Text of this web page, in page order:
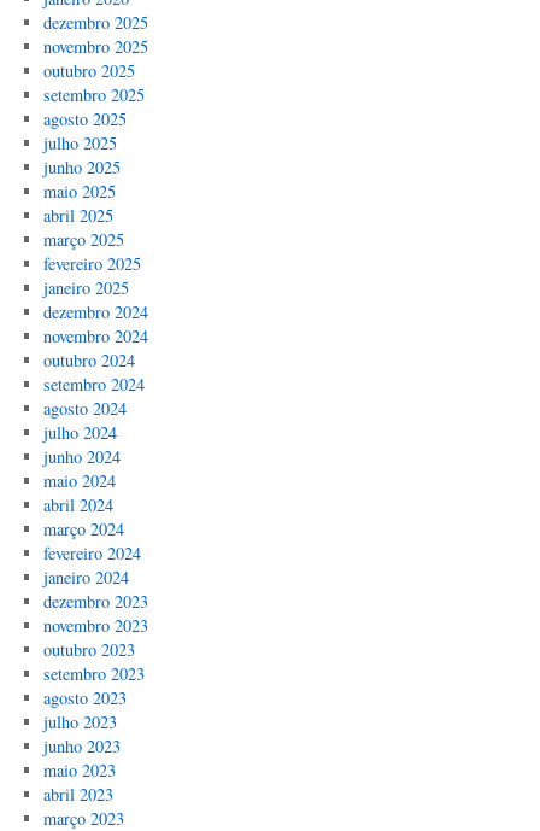
dezembro 2025
novembro 2025
outubro 2025
setembro 2025
agosto 2025
julho 2025
junho 2025
maio 2025
abril 2025
março 2025
fevereiro 2025
janeiro 2025
dezembro 2024
novembro 2024
outubro 2024
setembro 2024
agosto 2024
julho 2024
junho 2024
maio 2024
abril 2024
março 2024
fevereiro 2024
janeiro 2024
dezembro 2023
novembro 2023
outubro 2023
setembro 2023
agosto 2023
julho 2023
junho 2023
maio 2023
abril 2023
março 2023